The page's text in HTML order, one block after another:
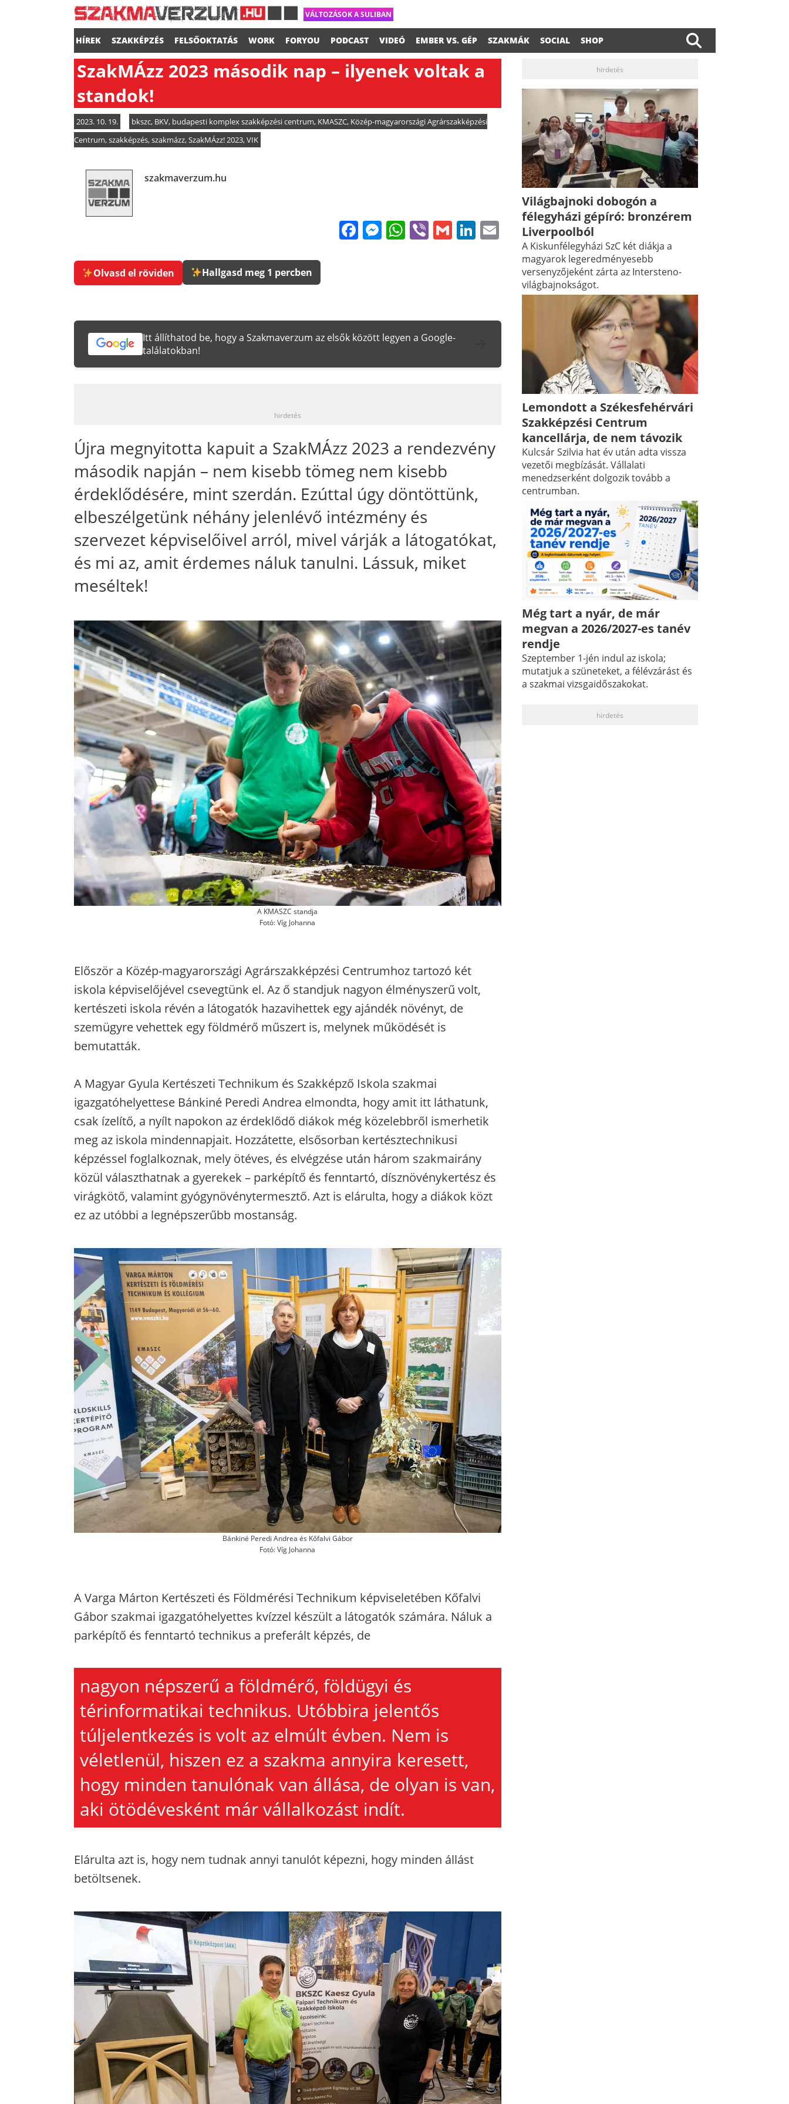
VÁLTOZÁSOK A SULIBAN
HÍREK SZAKKÉPZÉS FELSŐOKTATÁS WORK FORYOU PODCAST VIDEÓ EMBER VS. GÉP SZAKMÁK SOCIAL SHOP
SzakMÁzz 2023 második nap – ilyenek voltak a
standok!
2023. 10. 19. bkszc, BKV, budapesti komplex szakképzési centrum, KMASZC, Közép-magyarországi Agrárszakképzési
Centrum,szakképzés,szakmázz,SzakMÁzz! 2023,VIK
szakmaverzum.hu
Facebook
Messenger
WhatsApp
ViberGmailLinkedIn
Email
Olvasd el röviden Hallgasd meg 1 percben
Itt állíthatod be, hogy a Szakmaverzum az elsők között legyen a Google-
találatokban!
hirdetés
Újra megnyitotta kapuit a SzakMÁzz 2023 a rendezvény
második napján – nem kisebb tömeg nem kisebb
érdeklődésére, mint szerdán. Ezúttal úgy döntöttünk,
elbeszélgetünk néhány jelenlévő intézmény és
szervezet képviselőivel arról, mivel várják a látogatókat,
és mi az, amit érdemes náluk tanulni. Lássuk, miket
meséltek!
A KMASZC standja
Fotó: Víg Johanna
Először a Közép-magyarországi Agrárszakképzési Centrumhoz tartozó két
iskola képviselőjével csevegtünk el. Az ő standjuk nagyon élményszerű volt,
kertészeti iskola révén a látogatók hazavihettek egy ajándék növényt, de
szemügyre vehettek egy földmérő műszert is, melynek működését is
bemutatták.
A Magyar Gyula Kertészeti Technikum és Szakképző Iskola szakmai
igazgatóhelyettese Bánkiné Peredi Andrea elmondta, hogy amit itt láthatunk,
csak ízelítő, a nyílt napokon az érdeklődő diákok még közelebbről ismerhetik
meg az iskola mindennapjait. Hozzátette, elsősorban kertésztechnikusi
képzéssel foglalkoznak, mely ötéves, és elvégzése után három szakmairány
közül választhatnak a gyerekek – parképítő és fenntartó, dísznövénykertész és
virágkötő, valamint gyógynövénytermesztő. Azt is elárulta, hogy a diákok közt
ez az utóbbi a legnépszerűbb mostanság.
Bánkiné Peredi Andrea és Kőfalvi Gábor
Fotó: Víg Johanna
A Varga Márton Kertészeti és Földmérési Technikum képviseletében Kőfalvi
Gábor szakmai igazgatóhelyettes kvízzel készült a látogatók számára. Náluk a
parképítő és fenntartó technikus a preferált képzés, de
nagyon népszerű a földmérő, földügyi és
térinformatikai technikus. Utóbbira jelentős
túljelentkezés is volt az elmúlt évben. Nem is
véletlenül, hiszen ez a szakma annyira keresett,
hogy minden tanulónak van állása, de olyan is van,
aki ötödévesként már vállalkozást indít.
Elárulta azt is, hogy nem tudnak annyi tanulót képezni, hogy minden állást
betöltsenek.
hirdetés
Világbajnoki dobogón a
félegyházi gépíró: bronzérem
Liverpoolból
A Kiskunfélegyházi SzC két diákja a
magyarok legeredményesebb
versenyzőjeként zárta az Intersteno-
világbajnokságot.
Lemondott a Székesfehérvári
Szakképzési Centrum
kancellárja, de nem távozik
Kulcsár Szilvia hat év után adta vissza
vezetői megbízását. Vállalati
menedzserként dolgozik tovább a
centrumban.
Még tart a nyár, de már
megvan a 2026/2027-es tanév
rendje
Szeptember 1-jén indul az iskola;
mutatjuk a szüneteket, a félévzárást és
a szakmai vizsgaidőszakokat.
hirdetés